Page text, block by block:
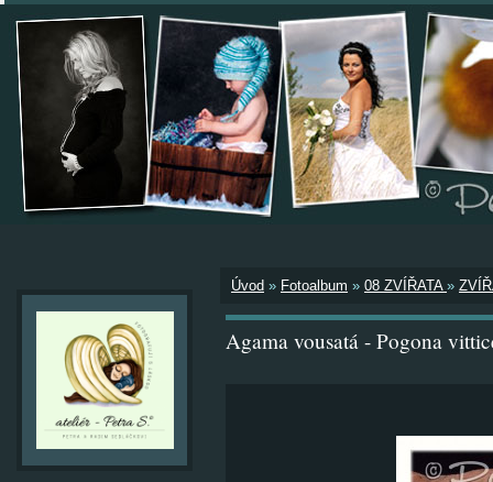
Úvod » Fotoalbum » 08 ZVÍŘATA »
Agama vousatá - Pogona